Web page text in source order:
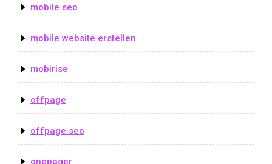
mobile seo
mobile website erstellen
mobirise
offpage
offpage seo
onepager